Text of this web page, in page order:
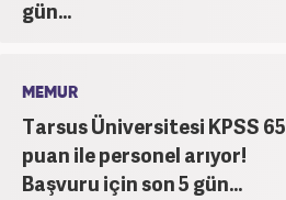
gün...
MEMUR
Tarsus Üniversitesi KPSS 65
puan ile personel arıyor!
Başvuru için son 5 gün...